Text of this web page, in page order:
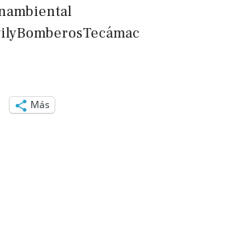
Más